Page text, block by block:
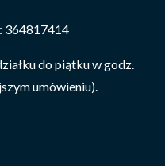
364817414
do piątku w godz.
umówieniu).